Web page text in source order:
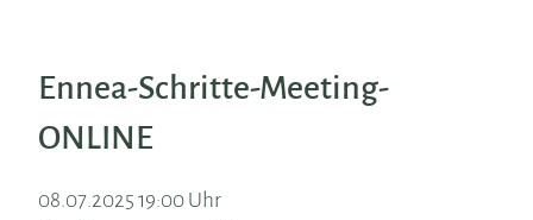
Ennea-Schritte-Meeting-
ONLINE
08.07.2025 19:00 Uhr